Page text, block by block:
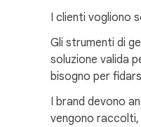
I clienti vogliono
Gli strumenti di
soluzione valida
bisogno per
I brand devono
vengono raccolti,